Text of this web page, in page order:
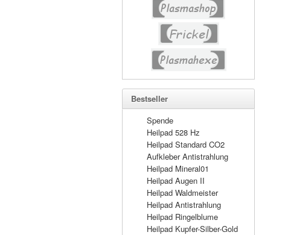
Bestseller
Spende
Heilpad 528 Hz
Heilpad Standard CO2
Aufkleber Antistrahlung
Heilpad Mineral01
Heilpad Augen II
Heilpad Waldmeister
Heilpad Antistrahlung
Heilpad Ringelblume
Heilpad Kupfer-Silber-Gold